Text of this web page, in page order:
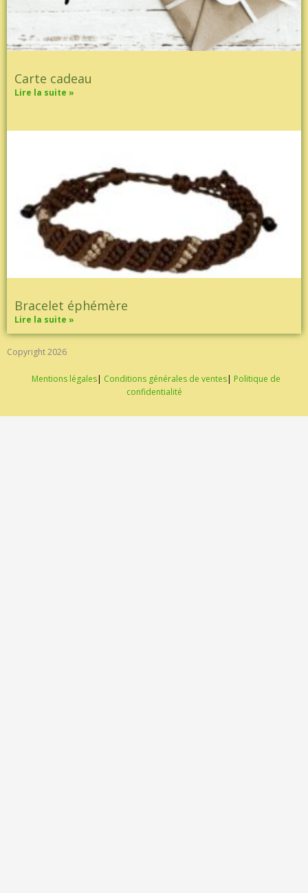
Carte cadeau
Lire la suite »
Bracelet éphémère
Lire la suite »
Copyright 2026
Mentions légales| Conditions générales de ventes| Politique de
confidentialité